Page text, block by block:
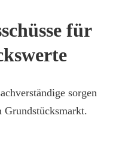
für
sorgen
Grundstücksmarkt.